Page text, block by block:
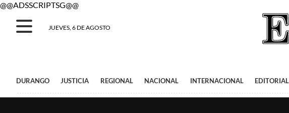
@@ADSSCRIPTSG@@
JUEVES, 6 DE AGOSTO
DURANGO JUSTICIA REGIONAL NACIONAL INTERNACIONAL EDITORIAL